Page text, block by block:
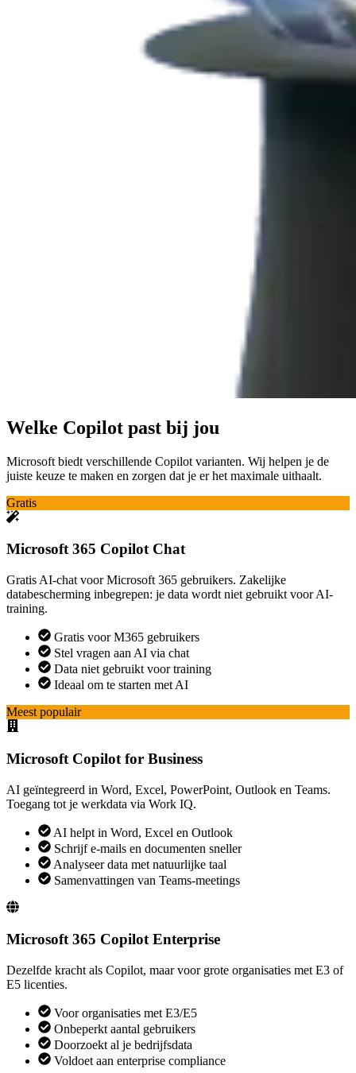
Welke Copilot past bij jou
Microsoft biedt verschillende Copilot varianten. Wij helpen je de
juiste keuze te maken en zorgen dat je er het maximale uithaalt.
Gratis
Microsoft 365 Copilot Chat
Gratis AI-chat voor Microsoft 365 gebruikers. Zakelijke
databescherming inbegrepen: je data wordt niet gebruikt voor AI-
training.
Gratis voor M365 gebruikers
Stel vragen aan AI via chat
Data niet gebruikt voor training
Ideaal om te starten met AI
Meest populair
Microsoft Copilot for Business
AI geïntegreerd in Word, Excel, PowerPoint, Outlook en Teams.
Toegang tot je werkdata via Work IQ.
AI helpt in Word, Excel en Outlook
Schrijf e-mails en documenten sneller
Analyseer data met natuurlijke taal
Samenvattingen van Teams-meetings
Microsoft 365 Copilot Enterprise
Dezelfde kracht als Copilot, maar voor grote organisaties met E3 of
E5 licenties.
Voor organisaties met E3/E5
Onbeperkt aantal gebruikers
Doorzoekt al je bedrijfsdata
Voldoet aan enterprise compliance